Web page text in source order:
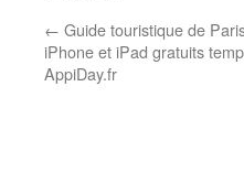
← Guide touristique de
iPhone et iPad gratuits
AppiDay.fr